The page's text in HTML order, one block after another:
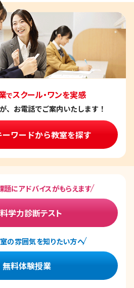
でスクール・ワンを実感
、お電話でご案内いたします！
ワードから教室を探す
題にアドバイスがもらえます
学力診断テスト
の雰囲気を知りたい方へ
無料体験授業